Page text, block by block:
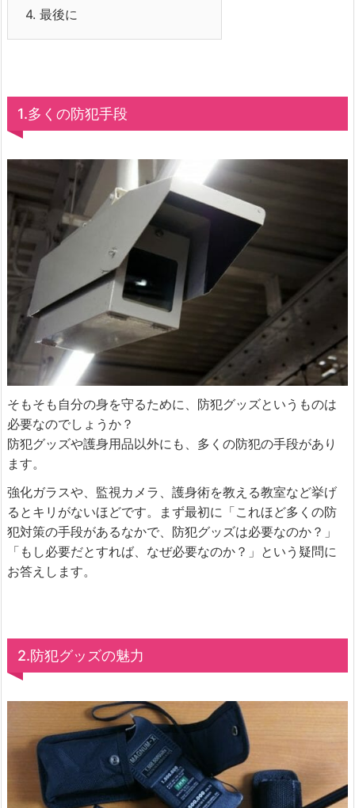
4. 最後に
1.多くの防犯手段
そもそも自分の身を守るために、防犯グッズというものは
必要なのでしょうか？
防犯グッズや護身用品以外にも、多くの防犯の手段があり
ます。
強化ガラスや、監視カメラ、護身術を教える教室など挙げ
るとキリがないほどです。まず最初に「これほど多くの防
犯対策の手段があるなかで、防犯グッズは必要なのか？」
「もし必要だとすれば、なぜ必要なのか？」という疑問に
お答えします。
2.防犯グッズの魅力